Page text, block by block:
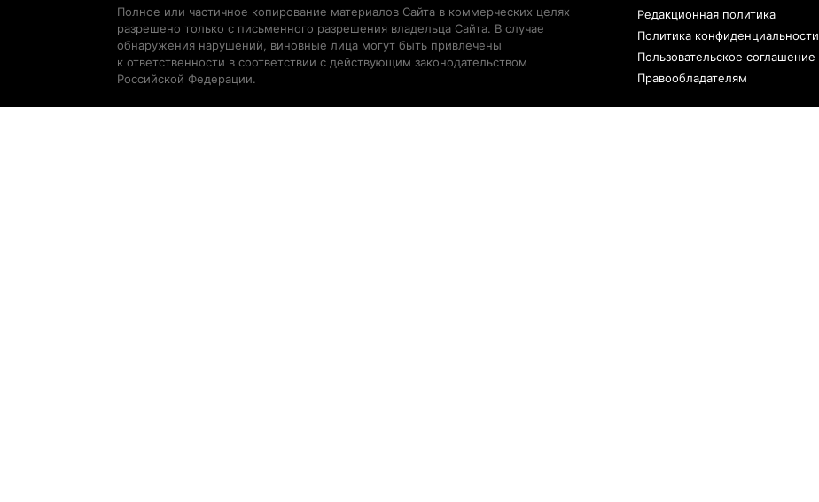
Полное или частичное копирование материалов Сайта в коммерческих целях
разрешено только с письменного разрешения владельца Сайта. В случае
обнаружения нарушений, виновные лица могут быть привлечены
к ответственности в соответствии с действующим законодательством
Российской Федерации.
Редакционная политика
Политика конфиденциальности
Пользовательское соглашение
Правообладателям